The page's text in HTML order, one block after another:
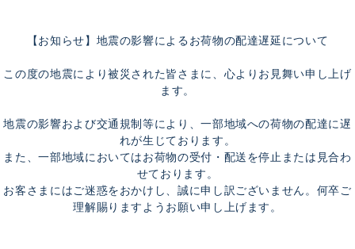
【お知らせ】地震の影響によるお荷物の配達遅延について
この度の地震により被災された皆さまに、心よりお見舞い申し上げ
ます。
地震の影響および交通規制等により、一部地域への荷物の配達に遅
れが生じております。
また、一部地域においてはお荷物の受付・配送を停止または見合わ
せております。
お客さまにはご迷惑をおかけし、誠に申し訳ございません。何卒ご
理解賜りますようお願い申し上げます。